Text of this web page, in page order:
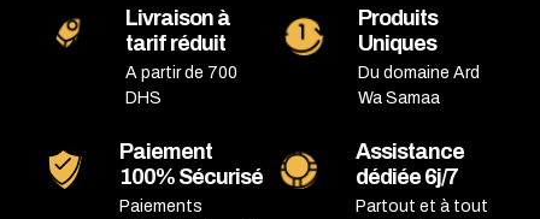
Livraison à
tarif réduit
A partir de 700
DHS
Produits
Uniques
Du domaine Ard
Wa Samaa
Paiement
100% Sécurisé
Paiements
Assistance
dédiée 6j/7
Partout et à tout